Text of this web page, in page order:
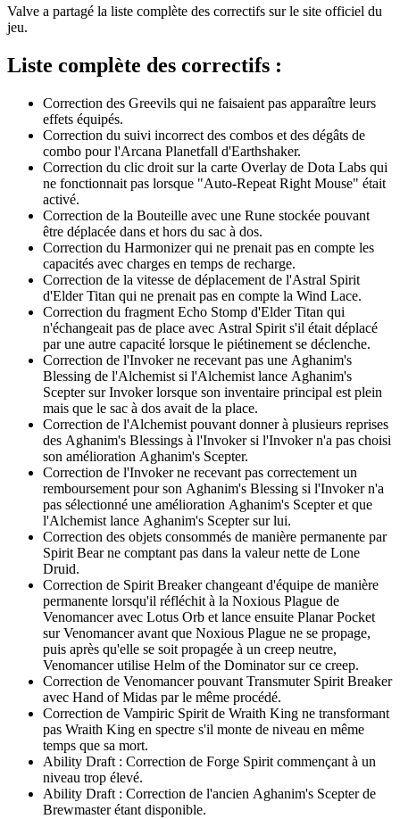
Valve a partagé la liste complète des correctifs sur le site officiel du
jeu.
Liste complète des correctifs :
Correction des Greevils qui ne faisaient pas apparaître leurs
effets équipés.
Correction du suivi incorrect des combos et des dégâts de
combo pour l'Arcana Planetfall d'Earthshaker.
Correction du clic droit sur la carte Overlay de Dota Labs qui
ne fonctionnait pas lorsque "Auto-Repeat Right Mouse" était
activé.
Correction de la Bouteille avec une Rune stockée pouvant
être déplacée dans et hors du sac à dos.
Correction du Harmonizer qui ne prenait pas en compte les
capacités avec charges en temps de recharge.
Correction de la vitesse de déplacement de l'Astral Spirit
d'Elder Titan qui ne prenait pas en compte la Wind Lace.
Correction du fragment Echo Stomp d'Elder Titan qui
n'échangeait pas de place avec Astral Spirit s'il était déplacé
par une autre capacité lorsque le piétinement se déclenche.
Correction de l'Invoker ne recevant pas une Aghanim's
Blessing de l'Alchemist si l'Alchemist lance Aghanim's
Scepter sur Invoker lorsque son inventaire principal est plein
mais que le sac à dos avait de la place.
Correction de l'Alchemist pouvant donner à plusieurs reprises
des Aghanim's Blessings à l'Invoker si l'Invoker n'a pas choisi
son amélioration Aghanim's Scepter.
Correction de l'Invoker ne recevant pas correctement un
remboursement pour son Aghanim's Blessing si l'Invoker n'a
pas sélectionné une amélioration Aghanim's Scepter et que
l'Alchemist lance Aghanim's Scepter sur lui.
Correction des objets consommés de manière permanente par
Spirit Bear ne comptant pas dans la valeur nette de Lone
Druid.
Correction de Spirit Breaker changeant d'équipe de manière
permanente lorsqu'il réfléchit à la Noxious Plague de
Venomancer avec Lotus Orb et lance ensuite Planar Pocket
sur Venomancer avant que Noxious Plague ne se propage,
puis après qu'elle se soit propagée à un creep neutre,
Venomancer utilise Helm of the Dominator sur ce creep.
Correction de Venomancer pouvant Transmuter Spirit Breaker
avec Hand of Midas par le même procédé.
Correction de Vampiric Spirit de Wraith King ne transformant
pas Wraith King en spectre s'il monte de niveau en même
temps que sa mort.
Ability Draft : Correction de Forge Spirit commençant à un
niveau trop élevé.
Ability Draft : Correction de l'ancien Aghanim's Scepter de
Brewmaster étant disponible.